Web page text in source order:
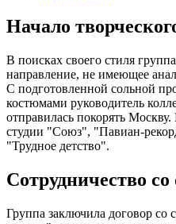
Начало
В поисках своего стиля
направление, не имеющее
С подготовленной сольной
костюмами руководитель
отправилась покорять Москву.
студии "Союз", "Павиан-
"Трудное детство".
Сотрудничество
Группа заключила договор